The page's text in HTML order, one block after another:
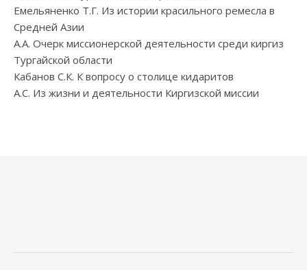
Емельяненко Т.Г. Из истории красильного ремесла в
Средней Азии
А.А. Очерк миссионерской деятельности среди киргиз
Тургайской области
Кабанов С.К. К вопросу о столице кидаритов
А.С. Из жизни и деятельности Киргизской миссии